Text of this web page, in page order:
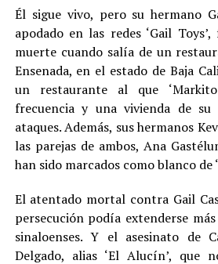
Él sigue vivo, pero su hermano
apodado en las redes ‘Gail
muerte cuando salía de un
Ensenada, en el estado de Baja
un restaurante al que
frecuencia y una vivienda de su
ataques. Además, sus hermanos
las parejas de ambos, Ana
han sido marcados como blanco de
El atentado mortal contra Gail
persecución podía extenderse
sinaloenses. Y el asesinato de
Delgado, alias ‘El Alucín’, que